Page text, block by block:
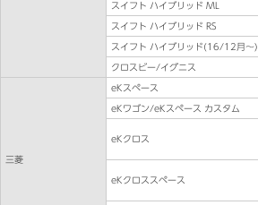
スイフト ハイブリッド ML
スイフト ハイブリッド RS
スイフト ハイブリッド(16/12月～)
クロスビー/イグニス
三菱
eKスペース
eKワゴン/eKスペース カスタム
eKクロス
eKクロススペース